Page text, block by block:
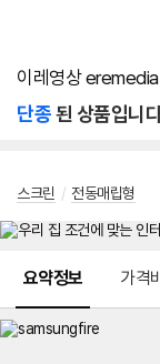
이레영상
단종된 상품입니
스크린 / 전동매립형
요약정보 가격